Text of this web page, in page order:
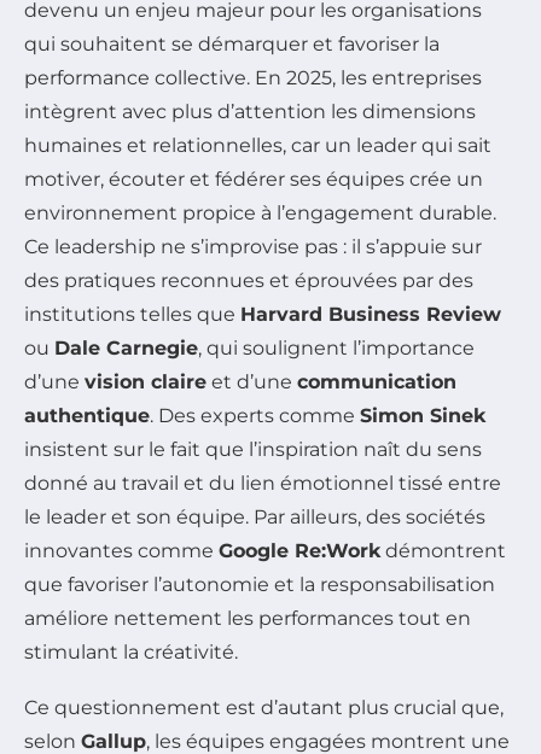
devenu un enjeu majeur pour les organisations
qui souhaitent se démarquer et favoriser la
performance collective. En 2025, les entreprises
intègrent avec plus d’attention les dimensions
humaines et relationnelles, car un leader qui sait
motiver, écouter et fédérer ses équipes crée un
environnement propice à l’engagement durable.
Ce leadership ne s’improvise pas : il s’appuie sur
des pratiques reconnues et éprouvées par des
institutions telles que Harvard Business Review
ou Dale Carnegie, qui soulignent l’importance
d’une vision claire et d’une communication
authentique. Des experts comme Simon Sinek
insistent sur le fait que l’inspiration naît du sens
donné au travail et du lien émotionnel tissé entre
le leader et son équipe. Par ailleurs, des sociétés
innovantes comme Google Re:Work démontrent
que favoriser l’autonomie et la responsabilisation
améliore nettement les performances tout en
stimulant la créativité.
Ce questionnement est d’autant plus crucial que,
selon Gallup, les équipes engagées montrent une